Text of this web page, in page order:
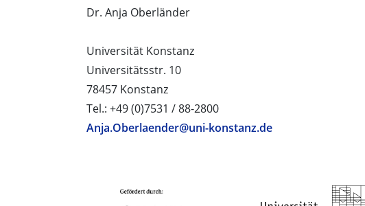
Dr. Anja Oberländer
Universität Konstanz
Universitätsstr. 10
78457 Konstanz
Tel.: +49 (0)7531 / 88-2800
Anja.Oberlaender@uni-konstanz.de